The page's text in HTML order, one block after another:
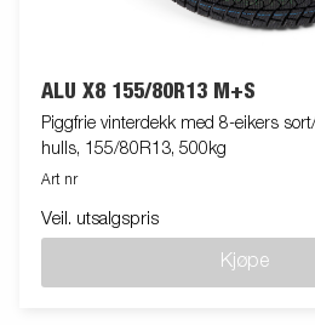
ALU X8 155/80R13 M+S
Piggfrie vinterdekk med 8-eikers
hulls, 155/80R13, 500kg
Art nr
Veil. utsalgspris
Kjøpe